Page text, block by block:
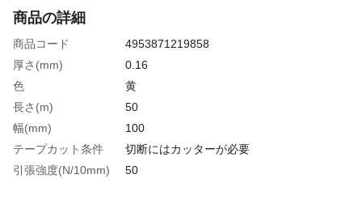
商品の詳細
商品コード
4953871219858
厚さ(mm)
0.16
色
黄
長さ(m)
50
幅(mm)
100
テープカット条件
切断にはカッターが必要
引張強度(N/10mm)
50